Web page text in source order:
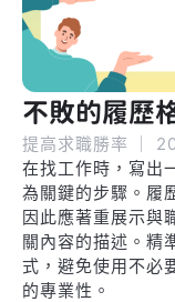
不敗的履歷
提高求職勝率
在找工作時，寫出
為關鍵的步驟。履
因此應著重展示與
關內容的描述。精
式，避免使用不必
的專業性。